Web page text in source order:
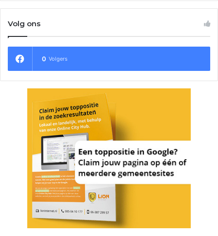
Volg ons
0 Volgers